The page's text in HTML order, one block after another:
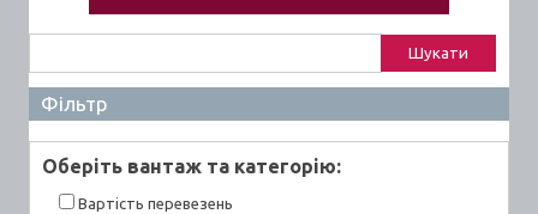
Фільтр
Оберiть вантаж та категорiю:
Вартiсть перевезень